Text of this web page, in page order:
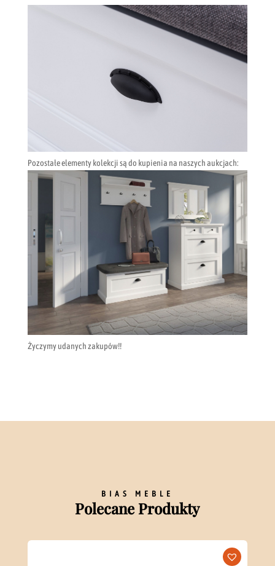
Pozostałe elementy kolekcji są do kupienia na naszych aukcjach:
Życzymy udanych zakupów!!
BIAS MEBLE
Polecane Produkty